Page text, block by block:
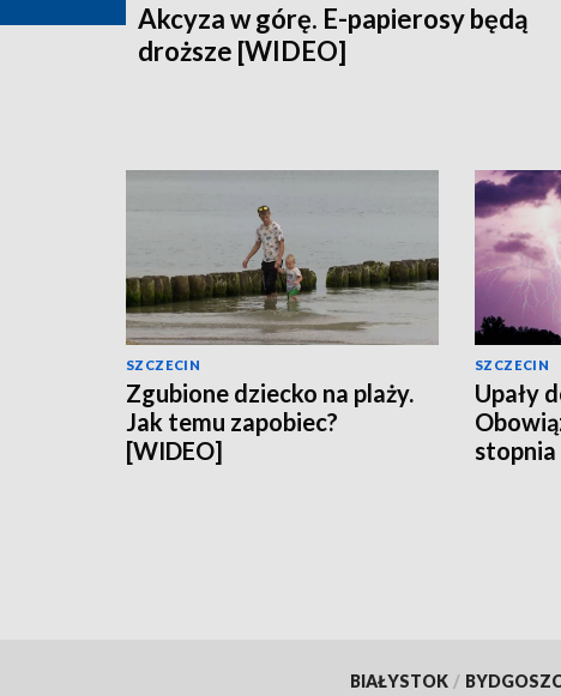
Akcyza w górę. E-papierosy będą
droższe [WIDEO]
SZCZECIN
Zgubione dziecko na plaży.
Jak temu zapobiec?
[WIDEO]
SZCZECIN
Upały
stopnia
BIAŁYSTOK /